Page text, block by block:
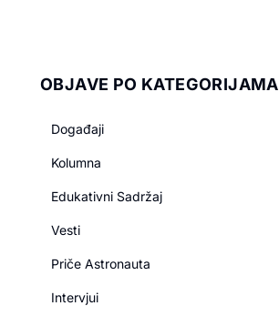
OBJAVE PO KATEGORIJAMA
Događaji
Kolumna
Edukativni Sadržaj
Vesti
Priče Astronauta
Intervjui